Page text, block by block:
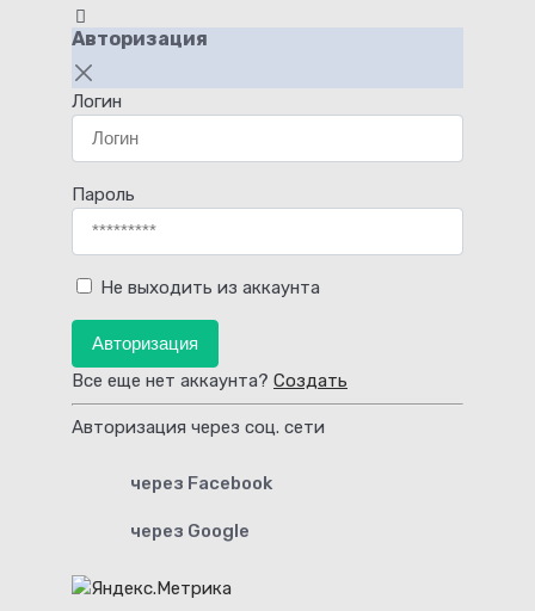
Авторизация
Логин
Пароль
Не выходить из аккаунта
Авторизация
Все еще нет аккаунта? Создать
Авторизация через соц. сети
через Facebook
через Google